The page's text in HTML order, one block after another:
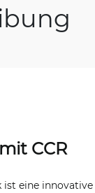
CCR
eine innovative